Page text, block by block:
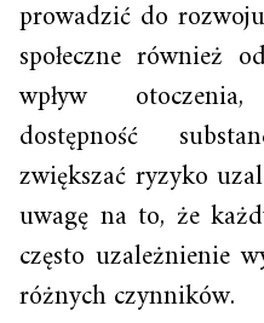
prowadzić do
społeczne również
wpływ
dostępność
zwiększać ryzyko
uwagę na to, że
często uzależnienie
różnych czynników.